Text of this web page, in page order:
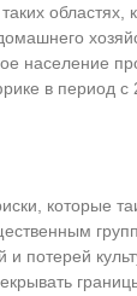
областях,
население
в период с
которые
потерей